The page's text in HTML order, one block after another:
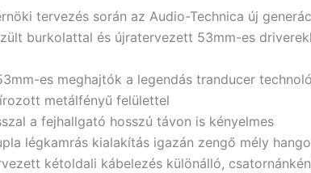
tervezés során az Audio-Technica új
burkolattal és újratervezett 53mm-es
es meghajtók a legendás tranducer
metálfényű felülettel
a fejhallgató hosszú távon is kényelmes
légkamrás kialakítás igazán zengő mély
kétoldali kábelezés különálló,